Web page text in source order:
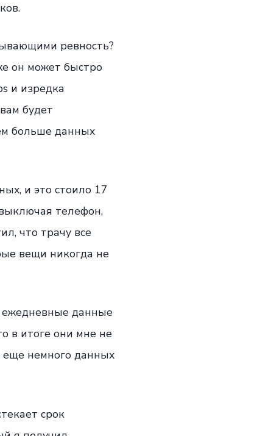
ревность?
он может быстро
и изредка
будет
больше данных
и это стоило 17
телефон,
что трачу все
вещи никогда не
ежедневные данные
в итоге они мне не
еще немного данных
срок